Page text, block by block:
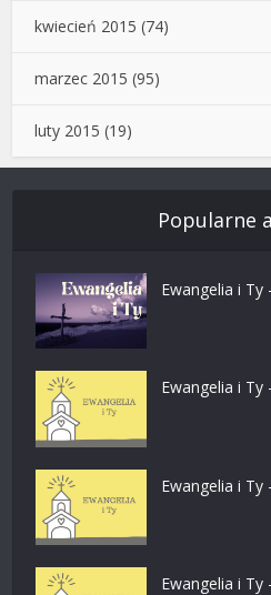
kwiecień 2015 (74)
marzec 2015 (95)
luty 2015 (19)
Popularne
Ewangelia i Ty
Ewangelia i Ty
Ewangelia i Ty
Ewangelia i Ty